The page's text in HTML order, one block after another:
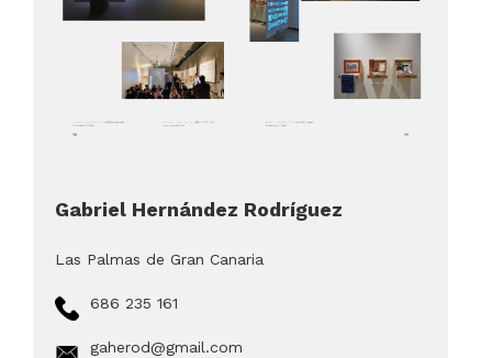
Gabriel Hernández Rodríguez
Las Palmas de Gran Canaria
686 235 161
gaherod@gmail.com